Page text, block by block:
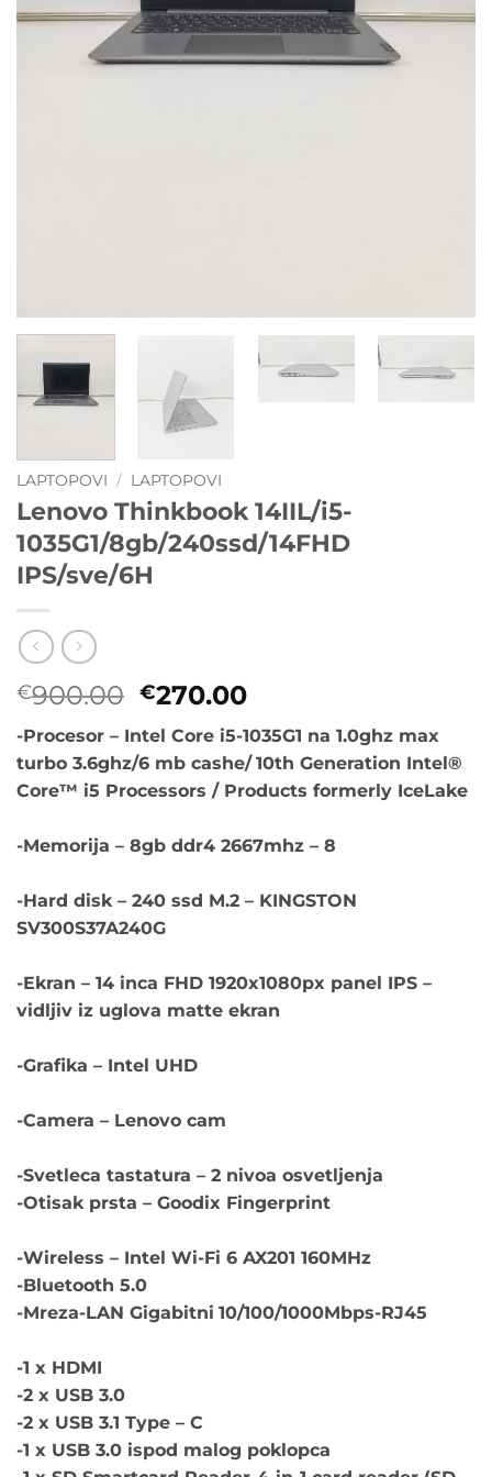
LAPTOPOVI / LAPTOPOVI
Lenovo Thinkbook 14IIL/i5-
1035G1/8gb/240ssd/14FHD
IPS/sve/6H
€900.00 Originalna
cena
je
bila:
€900.00.
€270.00Trenutna
cena
je:
€270.00.
-Procesor – Intel Core i5-1035G1 na 1.0ghz max
turbo 3.6ghz/6 mb cashe/ 10th Generation Intel®
Core™ i5 Processors / Products formerly IceLake
-Memorija – 8gb ddr4 2667mhz – 8
-Hard disk – 240 ssd M.2 – KINGSTON
SV300S37A240G
-Ekran – 14 inca FHD 1920x1080px panel IPS –
vidljiv iz uglova matte ekran
-Grafika – Intel UHD
-Camera – Lenovo cam
-Svetleca tastatura – 2 nivoa osvetljenja
-Otisak prsta – Goodix Fingerprint
-Wireless – Intel Wi-Fi 6 AX201 160MHz
-Bluetooth 5.0
-Mreza-LAN Gigabitni 10/100/1000Mbps-RJ45
-1 x HDMI
-2 x USB 3.0
-2 x USB 3.1 Type – C
-1 x USB 3.0 ispod malog poklopca